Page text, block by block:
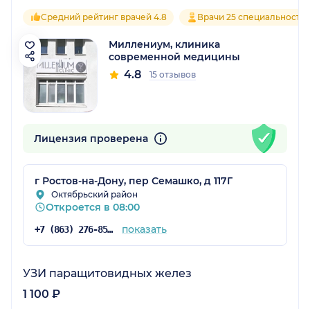
Средний рейтинг врачей 4.8 Врачи 25
Миллениум, клиника
современной медицины
4.8 15 отзывов
Лицензия проверена
г Ростов-на-Дону, пер Семашко, д 117Г
Октябрьский район
Откроется в 08:00
+7 (863) 276-85-27 показать
УЗИ паращитовидных желез
1 100 ₽